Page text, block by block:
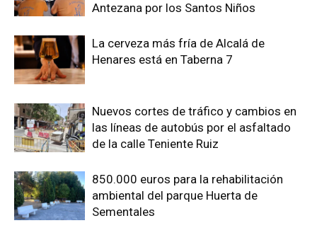
Antezana por los Santos Niños
La cerveza más fría de Alcalá de
Henares está en Taberna 7
Nuevos cortes de tráfico y cambios en
las líneas de autobús por el asfaltado
de la calle Teniente Ruiz
850.000 euros para la rehabilitación
ambiental del parque Huerta de
Sementales